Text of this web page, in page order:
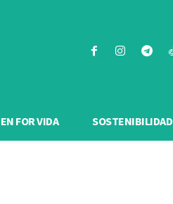
FOR VIDA SOSTENIBILIDAD